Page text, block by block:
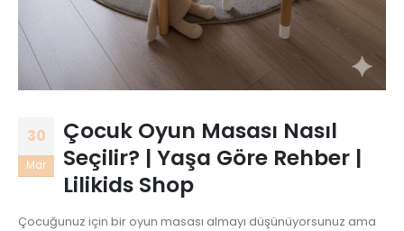
30
Mar
Çocuk Oyun Masası Nasıl
Seçilir? | Yaşa Göre Rehber |
Lilikids Shop
Çocuğunuz için bir oyun masası almayı düşünüyorsunuz ama